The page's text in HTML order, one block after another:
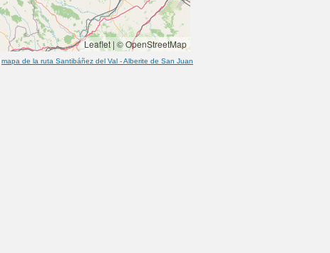
Leaflet | © OpenStreetMap
mapa de la ruta Santibáñez del Val -Alberite de San Juan